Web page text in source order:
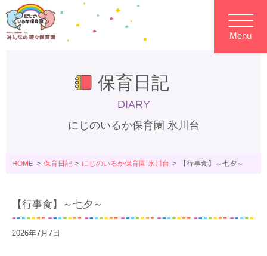
Menu
保育日記
DIARY
にじのいるか保育園 氷川台
HOME 保育日記 にじのいるか保育園 氷川台 【行事食】～七夕～
【行事食】～七夕～
2026年7月7日